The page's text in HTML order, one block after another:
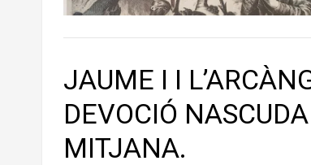
JAUME I I
DEVOCIÓ
MITJANA.